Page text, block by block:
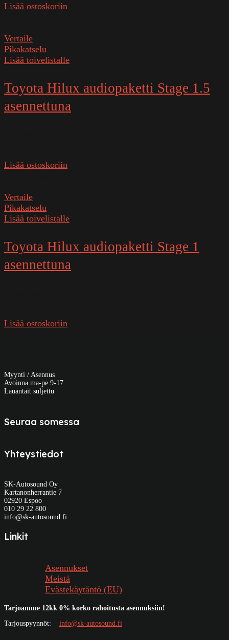
Lisää ostoskoriin
Vertaile
Pikakatselu
Lisää toivelistalle
Toyota Hilux audiopaketti Stage 1.5
asennettuna
Lisää ostoskoriin
Vertaile
Pikakatselu
Lisää toivelistalle
Toyota Hilux audiopaketti Stage 1
asennettuna
Lisää ostoskoriin
Myynti / Asennus
Avoinna ma-pe 9-17
Lauantait suljettu
Seuraa somessa
Yhteystiedot
SK-Autosound Oy
Kartanonherrantie 7
02920 Espoo
010 29 22 800
info@sk-autosound.fi
Linkit
Asennukset
Meistä
Evästekäytäntö (EU)
Tarjoamme 12kk 0% korko rahoitusta asennuksiin!
Tarjouspyynnöt: info@sk-autosound.fi